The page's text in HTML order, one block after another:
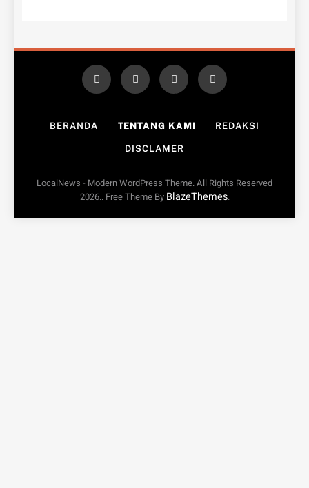
BERANDA TENTANG KAMI REDAKSI
DISCLAMER
LocalNews - Modern WordPress Theme. All Rights Reserved
2026.. Free Theme By BlazeThemes.